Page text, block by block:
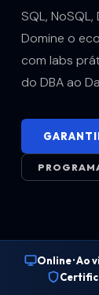
SQL,
Domine o
com labs
do DBA ao
Online · Ao